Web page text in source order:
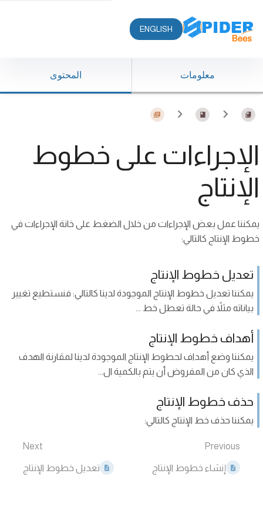
ENGLISH
معلومات المحتوى
الإجراءات على خطوط
الإنتاج
يمكننا عمل بعض الإجراءات من خلال الضغط على خانة الإجراءات في
خطوط الإنتاج كالتالي:
تعديل خطوط الإنتاج
يمكننا تعديل خطوط الإنتاج الموجودة لدينا كالتالي: فنستطيع تغيير
بياناته مثلاً في حالة تعطل خط ...
أهداف خطوط الإنتاج
يمكننا وضع أهداف لحطوط الإنتاج الموجودة لدينا لمقارنة الهدف
الذي كان من المفروض أن يتم بالكمية ال...
حذف خطوط الإنتاج
يمكننا حذف خط الإنتاج كالتالي:
Previous
إنشاء خطوط الإنتاج
Next
تعديل خطوط الإنتاج